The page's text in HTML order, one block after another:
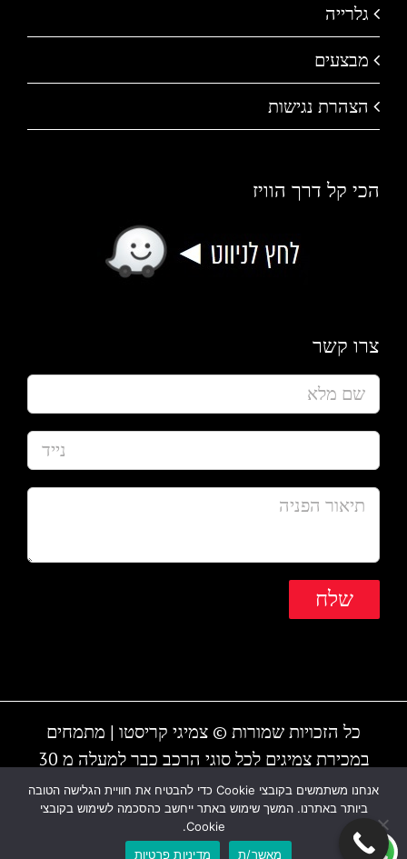
גלרייה
מבצעים
הצהרת נגישות
הכי קל דרך הוויז
צרו קשר
כל הזכויות שמורות © צמיגי קריסטו | מתמחים
במכירת צמיגים לכל סוגי הרכב כבר למעלה מ 30
שנה | המקום עובד גם בשבת | חייגו - 1-700-700-
810 או 03-6838895
אנחנו משתמשים בקובצי Cookie כדי להבטיח את חוויית הגלישה הטובה
ביותר באתרנו. המשך שימוש באתר ייחשב כהסכמה לשימוש בקובצי
Cookie.
מאשר/ת
מדיניות פרטיות